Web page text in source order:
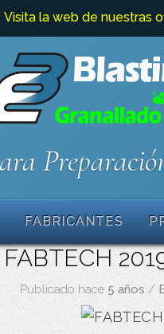
Visita la web de nuestras
FABRICANTES
FABTECH
Publicado hace 5 años /